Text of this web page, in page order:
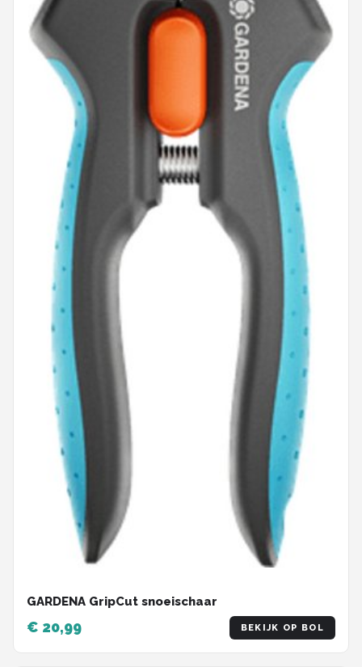
GARDENA GripCut snoeischaar
€ 20,99 BEKIJK OP BOL